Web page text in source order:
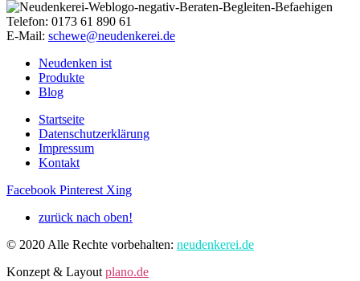
Telefon: 0173 61 890 61
E-Mail: schewe@neudenkerei.de
Neudenken ist
Produkte
Blog
Startseite
Datenschutzerklärung
Impressum
Kontakt
Facebook Pinterest Xing
zurück nach oben!
© 2020 Alle Rechte vorbehalten: neudenkerei.de
Konzept & Layout plano.de